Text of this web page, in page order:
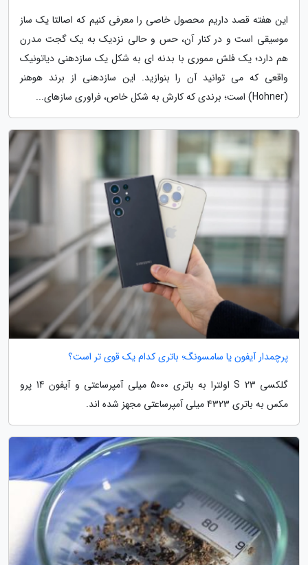
این هفته قصد داریم محصول خاصی را معرفی کنیم که اصالتا یک ساز
موسیقی است و در کنار آن، حس و حالی نزدیک به یک گجت مدرن
هم دارد؛ یک فلش مموری با بدنه ای به شکل یک سازدهنی دیاتونیک
واقعی که می توانید آن را بنوازید. این سازدهنی از برند هوهنر
(Hohner) است؛ برندی که کارش به شکل خاص، فراوری سازهای...
پرچمدار آیفون یا سامسونگ؛ باتری کدام یک قوی تر است؟
گلکسی S 23 اولترا به باتری 5000 میلی آمپرساعتی و آیفون 14 پرو
مکس به باتری 4323 میلی آمپرساعتی مجهز شده اند.